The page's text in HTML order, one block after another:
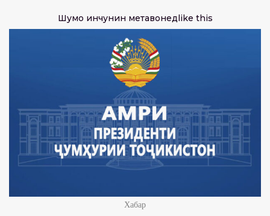
Шумо инчунин метавонедlike this
Хабар